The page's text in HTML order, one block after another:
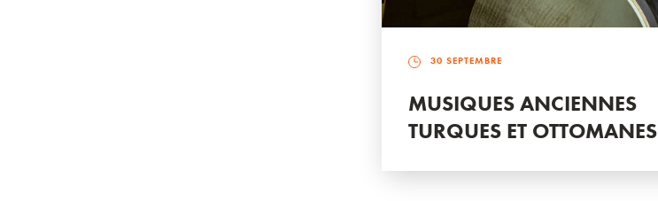
30 SEPTEMBRE
MUSIQUES ANCIENNES
TURQUES ET OTTOMANES